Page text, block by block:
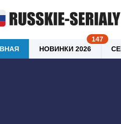
НОВИНКИ 2026